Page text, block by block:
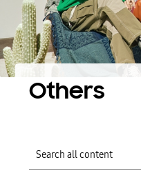
Others